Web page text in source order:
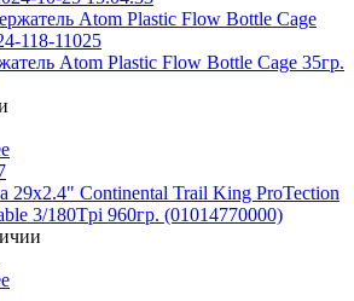
Atom Plastic Flow Bottle Cage 35гр.
29x2.4" Continental Trail King ProTection
3/180Tpi 960гр. (01014770000)